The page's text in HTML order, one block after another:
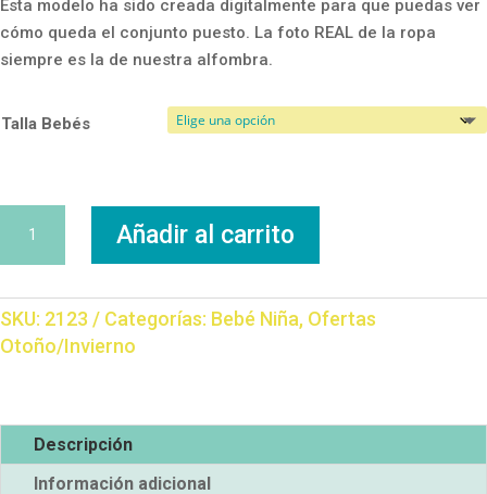
Esta modelo ha sido creada digitalmente para que puedas ver
cómo queda el conjunto puesto. La foto REAL de la ropa
siempre es la de nuestra alfombra.
Talla Bebés
Koala
Añadir al carrito
SKU: 2123 Categorías: Bebé Niña, Ofertas
Otoño/Invierno
Descripción
Información adicional